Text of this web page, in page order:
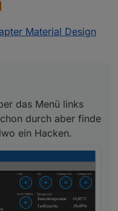
über das Menü links
schon durch aber
nur irgendwo ein
Material Design
das Menü links
durch aber finde
ein Hacken.